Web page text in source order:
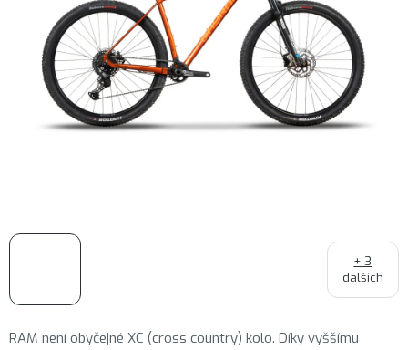
RAM není obyčejné XC (cross country) kolo. Díky vyššímu
+ 3
dalších